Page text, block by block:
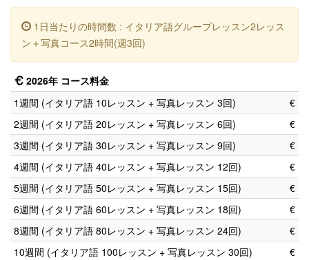
1日当たりの時間数 : イタリア語グループレッスン2レッス
ン＋写真コース2時間(週3回)
2026年 コース料金
1週間 (イタリア語 10レッスン + 写真レッスン 3回)
€
2週間 (イタリア語 20レッスン + 写真レッスン 6回)
€
3週間 (イタリア語 30レッスン + 写真レッスン 9回)
€
4週間 (イタリア語 40レッスン + 写真レッスン 12回)
€
5週間 (イタリア語 50レッスン + 写真レッスン 15回)
€
6週間 (イタリア語 60レッスン + 写真レッスン 18回)
€
8週間 (イタリア語 80レッスン + 写真レッスン 24回)
€
10週間 (イタリア語 100レッスン + 写真レッスン 30回)
€